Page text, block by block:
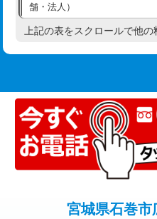
排水管工事（追加 排水管工事
え）
マス交換（土の掘削・埋め戻
マス交換（深さ50㎝以上）
コンクリート斫り（厚さ10㎝
コンクリート斫り（厚さ10㎝
モルタル補修（厚さ10㎝まで
舗・法人）
高度高圧洗浄換
トーラー機使用/3mまで
追加トーラー機使用/3m超え
カメラ調査
止水・漏水調査・防水処理・
上記の表をスクロールで他の
宮城県石巻市